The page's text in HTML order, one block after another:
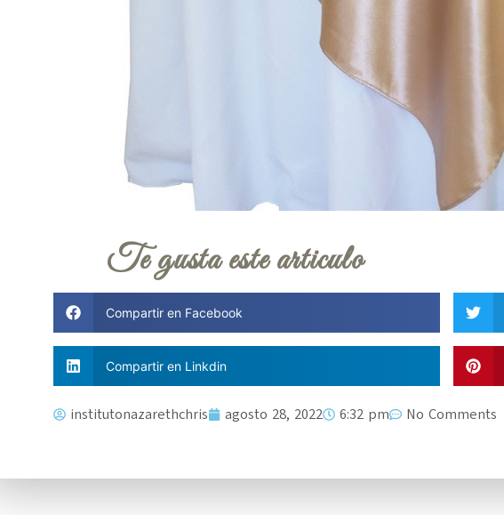
Te gusta este articulo
Compartir en Facebook
Compartir en Linkdin
institutonazarethchris agosto 28, 2022 6:32 pm No Comments